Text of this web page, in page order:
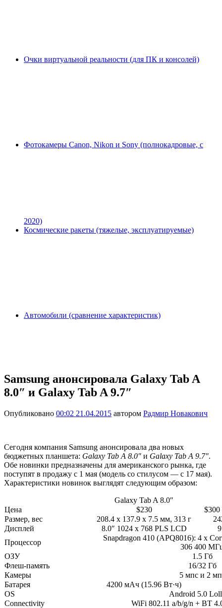
Очки виртуальной реальности (для ПК и консолей)
Фотокамеры Canon, Nikon и Sony (полнокадровые, с
2020)
Космические ракеты (тяжелые, эксплуатируемые)
Автомобили (сравнение характеристик)
Samsung анонсировала Galaxy Tab A
8.0″ и Galaxy Tab A 9.7″
Опубликовано 00:02 21.04.2015 автором Радмир Новакович
Сегодня компания Samsung анонсировала два новых
бюджетных планшета: Galaxy Tab A 8.0″ и Galaxy Tab A 9.7″.
Обе новинки предназначены для американского рынка, где
поступят в продажу с 1 мая (модель со стилусом — с 17 мая).
Характеристики новинок выглядят следующим образом:
Galaxy Tab A 8.0″
Цена
$230
$300
Размер, вес
208.4 x 137.9 x 7.5 мм, 313 г
Дисплей
8.0″ 1024 x 768 PLS LCD
Процессор
Snapdragon 410 (APQ8016): 4 x
306 400
ОЗУ
1.5 Гб
Флеш-память
16/32 Гб
Камеры
5 мпс и 2
Батарея
4200 мАч (15.96 Вт·ч)
OS
Android 5.0
Connectivity
WiFi 802.11 a/b/g/n + BT